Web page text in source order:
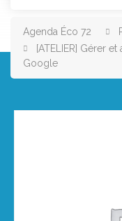
Agenda Éco 72
[ATELIER] Gérer
Google